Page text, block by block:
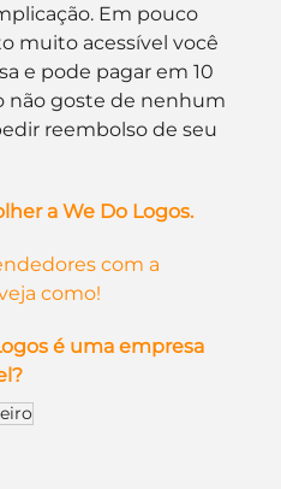
Em pouco
muito acessível você
e pode pagar em 10
não goste de nenhum
reembolso de seu
a We Do Logos.
com a
como!
é uma empresa